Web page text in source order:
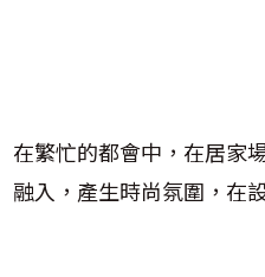
在繁忙的都會中，在居家
融入，產生時尚氛圍，在